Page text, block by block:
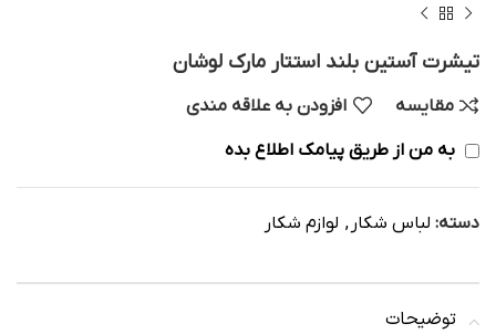
تیشرت آستین بلند استتار مارک لوشان
مقایسه افزودن به علاقه مندی
به من از طریق پیامک اطلاع بده
دسته: لباس شکار , لوازم شکار
توضیحات